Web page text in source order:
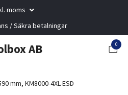
moms
/ Säkra betalningar
AB 0
mm, KM8000-4XL-ESD